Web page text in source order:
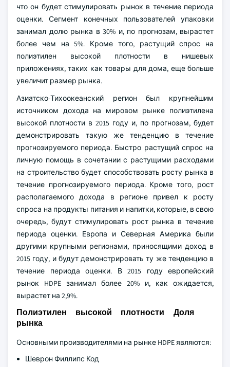
что он будет стимулировать рынок в течение периода
оценки. Сегмент конечных пользователей упаковки
занимал долю рынка в 30% и, по прогнозам, вырастет
более чем на 5%. Кроме того, растущий спрос на
полиэтилен высокой плотности в нишевых
приложениях, таких как товары для дома, еще больше
увеличит размер рынка.
Азиатско-Тихоокеанский регион был крупнейшим
источником дохода на мировом рынке полиэтилена
высокой плотности в 2015 году и, по прогнозам, будет
демонстрировать такую же тенденцию в течение
прогнозируемого периода. Быстро растущий спрос на
личную помощь в сочетании с растущими расходами
на строительство будет способствовать росту рынка в
течение прогнозируемого периода. Кроме того, рост
располагаемого дохода в регионе привел к росту
спроса на продукты питания и напитки, которые, в свою
очередь, будут стимулировать рост рынка в течение
периода оценки. Европа и Северная Америка были
другими крупными регионами, приносящими доход в
2015 году, и будут демонстрировать ту же тенденцию в
течение периода оценки. В 2015 году европейский
рынок HDPE занимал более 20% и, как ожидается,
вырастет на 2,9%.
Полиэтилен высокой плотности Доля
рынка
Основными производителями на рынке HDPE являются:
Шеврон Филлипс Код